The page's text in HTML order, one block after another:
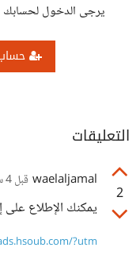
يرجى الدخول
التعليقات
2
waelaljamal قبل 4 سنوات
يمكنك الإطلاع
?utm_...